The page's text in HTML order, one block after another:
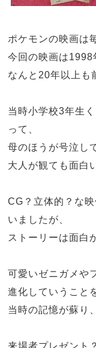
ポケモンの映画は
今回の映画は1998
なんと 20年以上も
当時小学校3年生
って、
母のほうが号泣し
大人が観ても面白
CG ？立体的？な
いましたが、
ストーリーは面白
可愛いゼニガメや
進化していうこと
当時の記憶が蘇り
来場者プレゼント